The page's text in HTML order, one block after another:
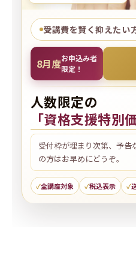
受講費を賢く抑えたい
8月度お申込み者
限定！
人数限定の
「資格支援特別
受付枠が埋まり次第、予告
の方はお早めにどうぞ。
全講座対象 税込表示